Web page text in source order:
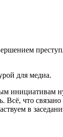
для медиа.
инициативам
что связано
в